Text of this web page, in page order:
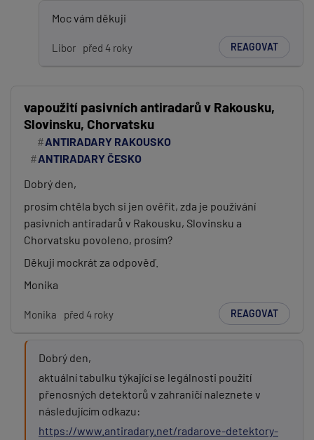
Moc vám děkuji
Libor před 4 roky REAGOVAT
vapoužití pasivních antiradarů v Rakousku,
Slovinsku, Chorvatsku
ANTIRADARY RAKOUSKO
ANTIRADARY ČESKO
Dobrý den,
prosím chtěla bych si jen ověřit, zda je používání
pasivních antiradarů v Rakousku, Slovinsku a
Chorvatsku povoleno, prosím?
Děkuji mockrát za odpověď.
Monika
Monika před 4 roky REAGOVAT
Dobrý den,
aktuální tabulku týkající se legálnosti použití
přenosných detektorů v zahraničí naleznete v
následujícím odkazu:
https://www.antiradary.net/radarove-detektory-